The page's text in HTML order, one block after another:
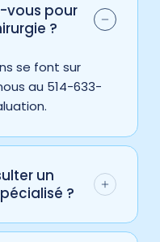
vous pour
?
se font sur
au 514-633-
un
?
fractures